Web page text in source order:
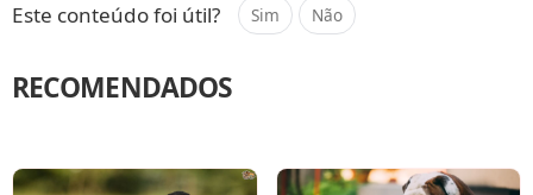
Este conteúdo foi útil? Sim Não
RECOMENDADOS